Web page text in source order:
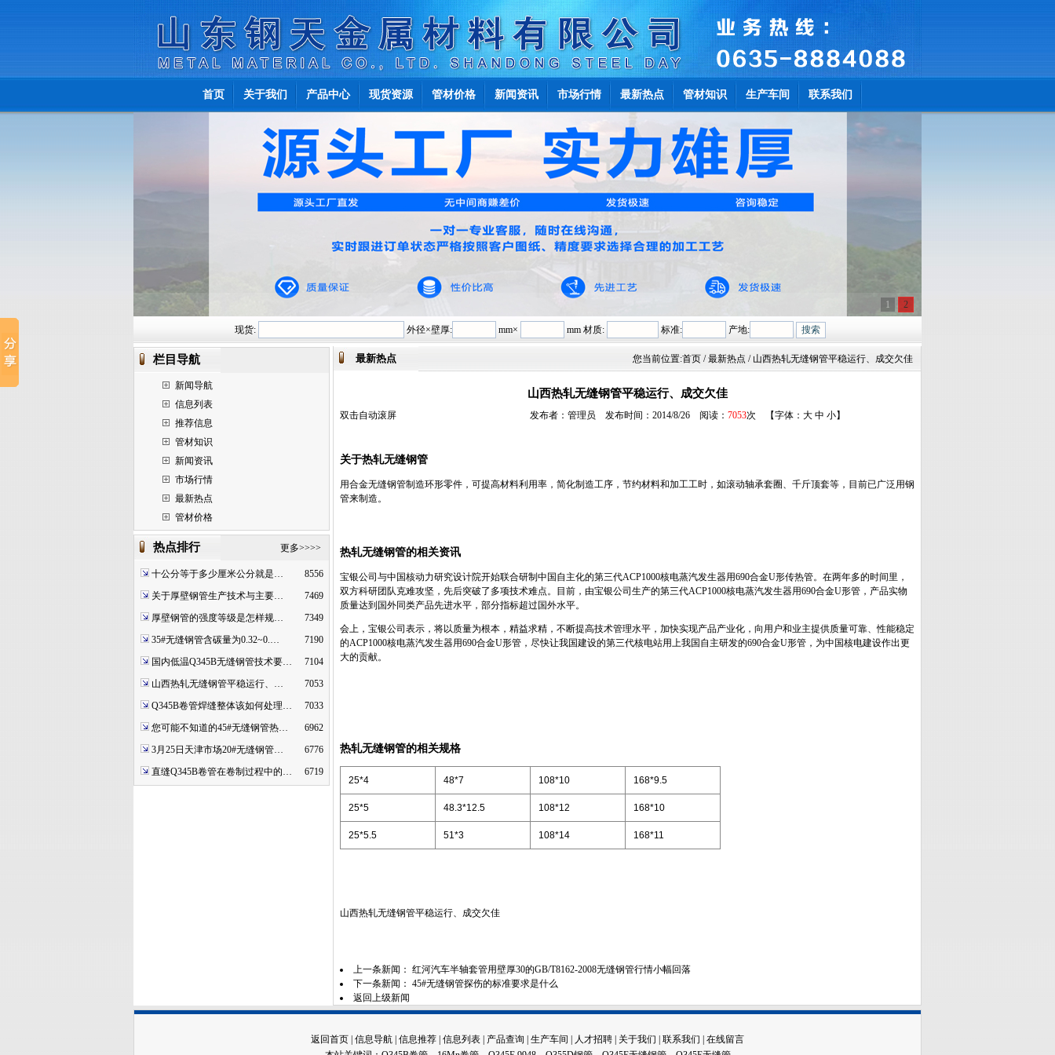
首页 关于我们 产品中心 现货资源 管材价格 新闻资讯 市场行情 最新热点 管材知识 生产车间 联系我们
1 2
现货: 外径×壁厚: mm× mm 材质: 标准: 产地:
栏目导航
新闻导航
信息列表
推荐信息
管材知识
新闻资讯
市场行情
最新热点
管材价格
热点排行 更多>>>>
十公分等于多少厘米公分就是…
8556
关于厚壁钢管生产技术与主要…
7469
厚壁钢管的强度等级是怎样规…
7349
35#无缝钢管含碳量为0.32~0.…
7190
国内低温Q345B无缝钢管技术要…
7104
山西热轧无缝钢管平稳运行、…
7053
Q345B卷管焊缝整体该如何处理…
7033
您可能不知道的45#无缝钢管热…
6962
3月25日天津市场20#无缝钢管…
6776
直缝Q345B卷管在卷制过程中的…
6719
最新热点 您当前位置:首页 / 最新热点 / 山西热轧无缝钢管平稳运行、成交欠佳
山西热轧无缝钢管平稳运行、成交欠佳
双击自动滚屏 发布者：管理员 发布时间：2014/8/26 阅读： 7053次 【字体： 大 中 小】
关于热轧无缝钢管
用合金无缝钢管制造环形零件，可提高材料利用率，简化制造工序，节约材料和加工工时，如滚动轴承套圈、千斤顶套等，目前已广泛用钢
管来制造。
热轧无缝钢管的相关资讯
宝银公司与中国核动力研究设计院开始联合研制中国自主化的第三代ACP1000核电蒸汽发生器用690合金U形传热管。在两年多的时间里，
双方科研团队克难攻坚，先后突破了多项技术难点。目前，由宝银公司生产的第三代ACP1000核电蒸汽发生器用690合金U形管，产品实物
质量达到国外同类产品先进水平，部分指标超过国外水平。
会上，宝银公司表示，将以质量为根本，精益求精，不断提高技术管理水平，加快实现产品产业化，向用户和业主提供质量可靠、性能稳定
的ACP1000核电蒸汽发生器用690合金U形管，尽快让我国建设的第三代核电站用上我国自主研发的690合金U形管，为中国核电建设作出更
大的贡献。
热轧无缝钢管的相关规格
25*4 48*7 108*10 168*9.5
25*5 48.3*12.5 108*12 168*10
25*5.5 51*3 108*14 168*11
山西热轧无缝钢管平稳运行、成交欠佳
上一条新闻： 红河汽车半轴套管用壁厚30的GB/T8162-2008无缝钢管行情小幅回落
下一条新闻： 45#无缝钢管探伤的标准要求是什么
返回上级新闻
返回首页 信息导航 信息推荐 信息列表 产品查询 生产车间 人才招聘 关于我们 联系我们
在线留言